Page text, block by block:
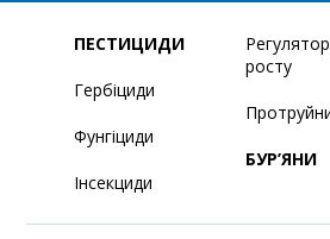
ПЕСТИЦИДИ
Гербіциди
Фунгіциди
Інсекциди
росту
БУР’ЯНИ